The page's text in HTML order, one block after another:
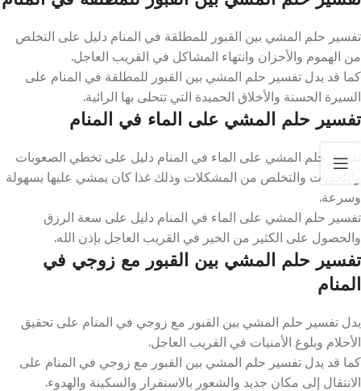
تفسير حلم المشي بين القبور للمطلقة في المنام دليل على التخلص
من الهموم والأحزان وانتهاء المشاكل في القريب العاجل.
كما قد يدل تفسير حلم المشي بين القبور للمطلقة في المنام على
السيرة الحسنة والأخلاق الحميدة التي تتحلى بها الرائية.
تفسير حلم المشي على الماء في المنام
تفسير حلم المشي على الماء في المنام دليل على تخطي الصعوبات
والتحديات والتخلص من المشكلات وذلك غذا كان يمشي عليها بسهولة
وسرعة.
تفسير حلم المشي على الماء في المنام دليل على سعة الرزق
والحصول على الكثير من الخير في القريب العاجل بإذن الله.
تفسير حلم المشي بين القبور مع زوجي في
المنام
يدل تفسير حلم المشي بين القبور مع زوجي في المنام على تحقيق
الأحلام وبلوغ الأمنيات في القريب العاجل.
كما قد يدل تفسير حلم المشي بين القبور مع زوجي في المنام على
الانتقال إلى مكان جديد والشعور بالاستقرار والسكينة والهدوء.